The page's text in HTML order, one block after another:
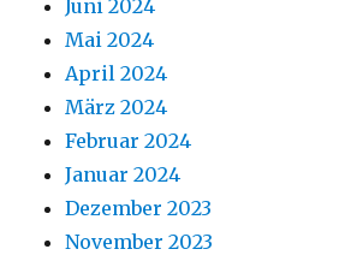
Juni 2024
Mai 2024
April 2024
März 2024
Februar 2024
Januar 2024
Dezember 2023
November 2023